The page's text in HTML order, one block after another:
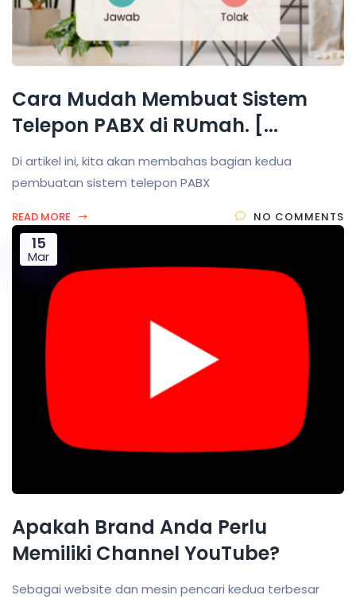
Cara Mudah Membuat Sistem
Telepon PABX di RUmah. [...
Di artikel ini, kita akan membahas bagian kedua
pembuatan sistem telepon PABX
READ MORE NO COMMENTS
15
Mar
Apakah Brand Anda Perlu
Memiliki Channel YouTube?
Sebagai website dan mesin pencari kedua terbesar